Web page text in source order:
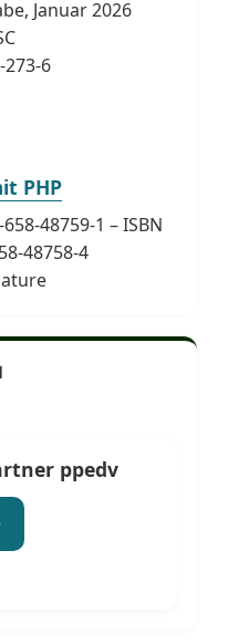
Januar 2026
273-6
PHP
48759-1 – ISBN
48758-4
ppedv